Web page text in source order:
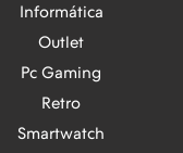
Informática
Outlet
Pc Gaming
Retro
Smartwatch